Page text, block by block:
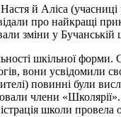
й Аліса (учасниці
про найкращі
зміни у Бучанській
шкільної форми.
вони усвідомили
повинні були
члени
школи